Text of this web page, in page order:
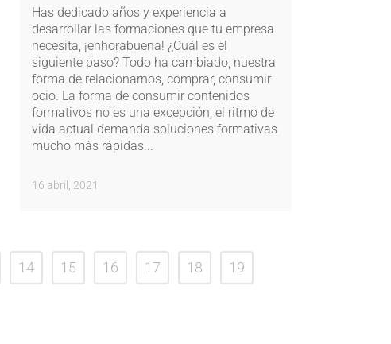
Has dedicado años y experiencia a
desarrollar las formaciones que tu empresa
necesita, ¡enhorabuena! ¿Cuál es el
siguiente paso? Todo ha cambiado, nuestra
forma de relacionarnos, comprar, consumir
ocio. La forma de consumir contenidos
formativos no es una excepción, el ritmo de
vida actual demanda soluciones formativas
mucho más rápidas...
16 abril, 2021
14 15 16 17 18 19